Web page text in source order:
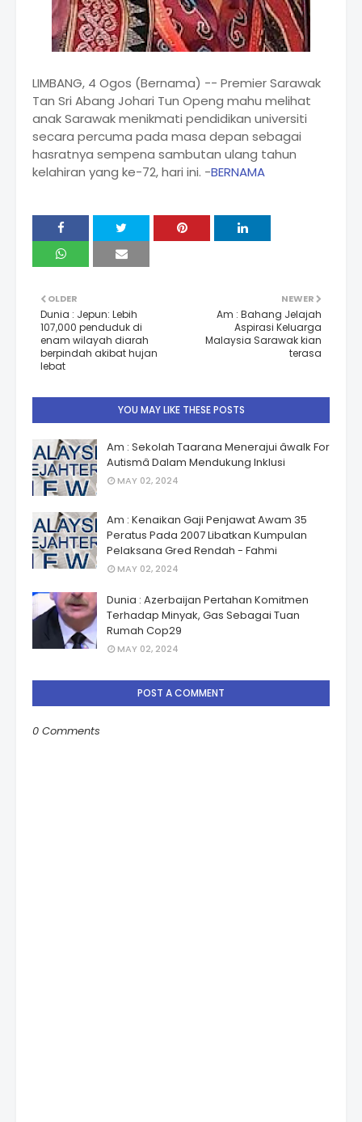
LIMBANG, 4 Ogos (Bernama) -- Premier Sarawak
Tan Sri Abang Johari Tun Openg mahu melihat
anak Sarawak menikmati pendidikan universiti
secara percuma pada masa depan sebagai
hasratnya sempena sambutan ulang tahun
kelahiran yang ke-72, hari ini. -BERNAMA
NEWER
Am : Bahang Jelajah
Aspirasi Keluarga
Malaysia Sarawak kian
terasa
OLDER
Dunia : Jepun: Lebih
107,000 penduduk di
enam wilayah diarah
berpindah akibat hujan
lebat
YOU MAY LIKE THESE POSTS
Am : Sekolah Taarana Menerajui âwalk For
Autismâ Dalam Mendukung Inklusi
MAY 02, 2024
Am : Kenaikan Gaji Penjawat Awam 35
Peratus Pada 2007 Libatkan Kumpulan
Pelaksana Gred Rendah - Fahmi
MAY 02, 2024
Dunia : Azerbaijan Pertahan Komitmen
Terhadap Minyak, Gas Sebagai Tuan
Rumah Cop29
MAY 02, 2024
POST A COMMENT
0 Comments